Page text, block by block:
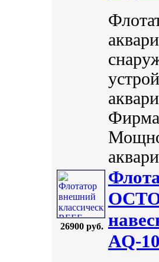
26900 руб.
AQ-